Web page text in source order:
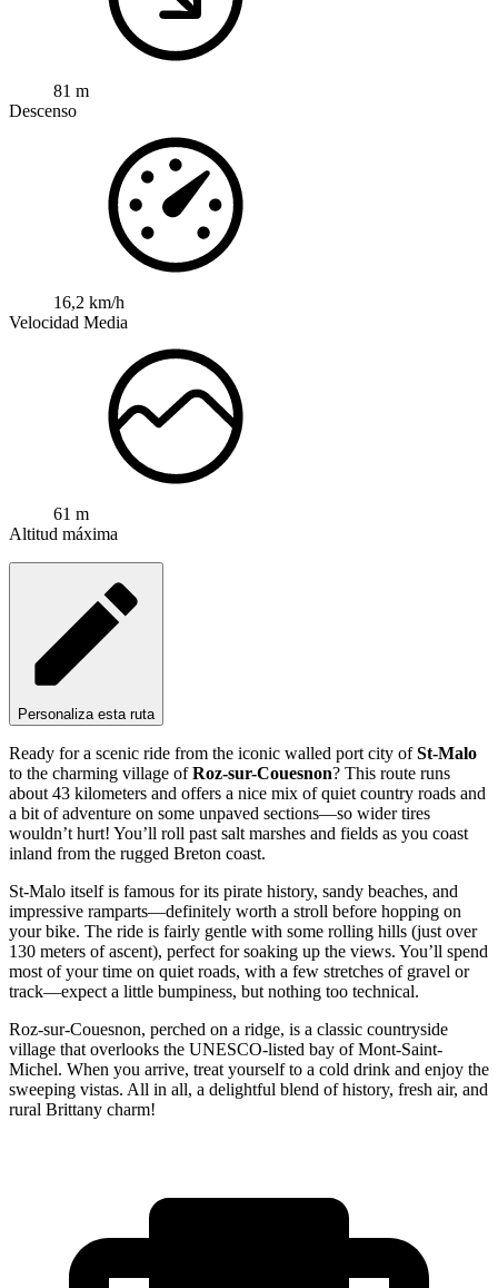
81 m
Descenso
16,2 km/h
Velocidad Media
61 m
Altitud máxima
Personaliza esta ruta
Ready for a scenic ride from the iconic walled port city ofSt-Malo
to the charming village ofRoz-sur-Couesnon? This route runs
about 43 kilometers and offers a nice mix of quiet country roads and
a bit of adventure on some unpaved sections—so wider tires
wouldn’t hurt! You’ll roll past salt marshes and fields as you coast
inland from the rugged Breton coast.
St-Malo itself is famous for its pirate history, sandy beaches, and
impressive ramparts—definitely worth a stroll before hopping on
your bike. The ride is fairly gentle with some rolling hills (just over
130 meters of ascent), perfect for soaking up the views. You’ll spend
most of your time on quiet roads, with a few stretches of gravel or
track—expect a little bumpiness, but nothing too technical.
Roz-sur-Couesnon, perched on a ridge, is a classic countryside
village that overlooks the UNESCO-listed bay of Mont-Saint-
Michel. When you arrive, treat yourself to a cold drink and enjoy the
sweeping vistas. All in all, a delightful blend of history, fresh air, and
rural Brittany charm!